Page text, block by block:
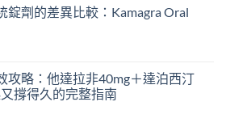
錠劑的差異比較：Kamagra Oral
攻略：他達拉非40mg＋達泊西汀
撐得久的完整指南